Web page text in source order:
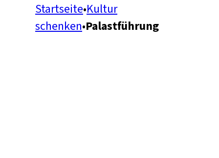
Startseite•Kultur
schenken•Palastführung